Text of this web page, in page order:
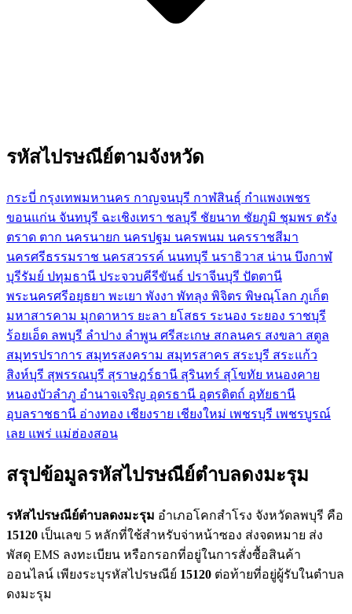
รหัสไปรษณีย์ตามจังหวัด
กระบี่ กรุงเทพมหานคร กาญจนบุรี กาฬสินธุ์ กำแพงเพชร
ขอนแก่น จันทบุรี ฉะเชิงเทรา ชลบุรี ชัยนาท ชัยภูมิ ชุมพร ตรัง
ตราด ตาก นครนายก นครปฐม นครพนม นครราชสีมา
นครศรีธรรมราช นครสวรรค์ นนทบุรี นราธิวาส น่าน บึงกาฬ
บุรีรัมย์ ปทุมธานี ประจวบคีรีขันธ์ ปราจีนบุรี ปัตตานี
พระนครศรีอยุธยา พะเยา พังงา พัทลุง พิจิตร พิษณุโลก ภูเก็ต
มหาสารคาม มุกดาหาร ยะลา ยโสธร ระนอง ระยอง ราชบุรี
ร้อยเอ็ด ลพบุรี ลำปาง ลำพูน ศรีสะเกษ สกลนคร สงขลา สตูล
สมุทรปราการ สมุทรสงคราม สมุทรสาคร สระบุรี สระแก้ว
สิงห์บุรี สุพรรณบุรี สุราษฎร์ธานี สุรินทร์ สุโขทัย หนองคาย
หนองบัวลำภู อำนาจเจริญ อุดรธานี อุตรดิตถ์ อุทัยธานี
อุบลราชธานี อ่างทอง เชียงราย เชียงใหม่ เพชรบุรี เพชรบูรณ์
เลย แพร่ แม่ฮ่องสอน
สรุปข้อมูลรหัสไปรษณีย์ตำบลดงมะรุม
รหัสไปรษณีย์ตำบลดงมะรุม อำเภอโคกสำโรง จังหวัดลพบุรี คือ
15120 เป็นเลข 5 หลักที่ใช้สำหรับจ่าหน้าซอง ส่งจดหมาย ส่ง
พัสดุ EMS ลงทะเบียน หรือกรอกที่อยู่ในการสั่งซื้อสินค้า
ออนไลน์ เพียงระบุรหัสไปรษณีย์ 15120 ต่อท้ายที่อยู่ผู้รับในตำบล
ดงมะรุม